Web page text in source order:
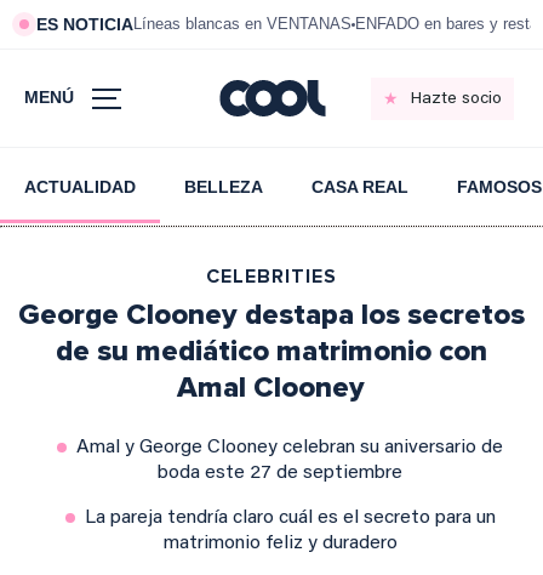
ES NOTICIALíneas blancas en VENTANAS ENFADO en bares y
MENÚ Hazte socio
ACTUALIDAD BELLEZA CASA REAL FAMOSOS
CELEBRITIES
George Clooney destapa los secretos
de su mediático matrimonio con
Amal Clooney
Amal y George Clooney celebran su aniversario de
boda este 27 de septiembre
La pareja tendría claro cuál es el secreto para un
matrimonio feliz y duradero